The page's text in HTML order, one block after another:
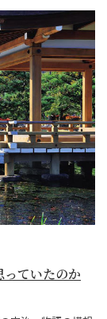
ていたのか